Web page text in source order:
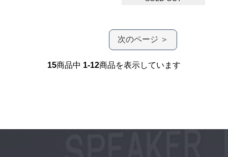
次のページ ＞
15商品中 1-12商品を表示しています